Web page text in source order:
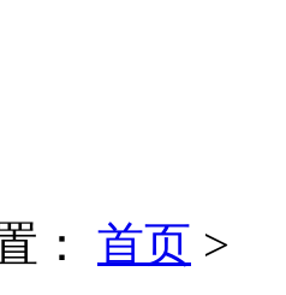
： 首页 >